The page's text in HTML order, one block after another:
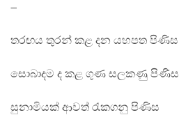
–
තරඟය තුරන් කළ දන යහපත පිණිස
සොබාදම ද කළ ගුණ සලකණු පිණිස
සුනාමියක් ආවත් රැකගනු පිණිස